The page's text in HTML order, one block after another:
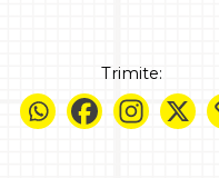
Trimite: